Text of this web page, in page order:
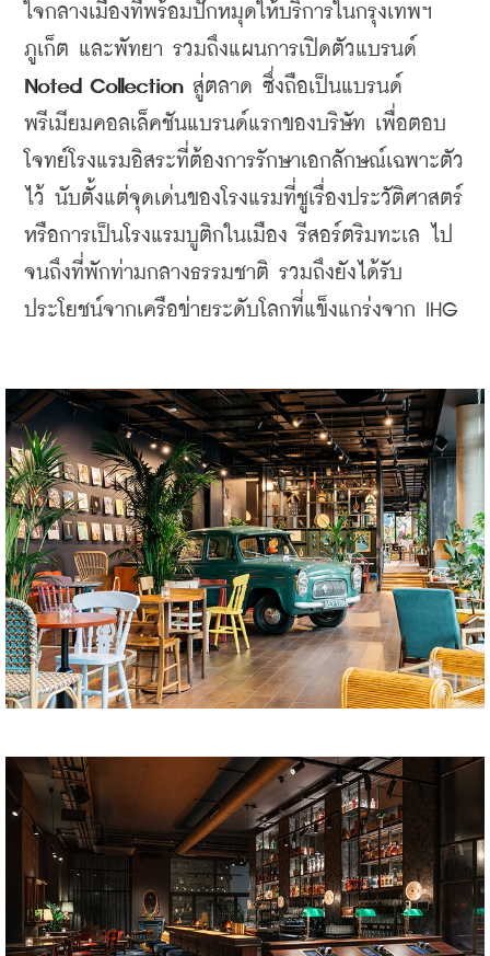
ใจกลางเมืองที่พร้อมปักหมุดให้บริการในกรุงเทพฯ
ภูเก็ต และพัทยา รวมถึง
Noted Collection สู่ตลาด ซึ่งถือเป็นแบรนด์
พรีเมียมคอลเล็คชันแบรนด์แรกของบริษัท เพื่อตอบ
โจทย์โรงแรมอิสระที่ต้องการรักษาเอกลักษณ์เฉพาะตัว
ไว้ นับตั้งแต่จุดเด่นของโรงแรมที่ชูเรื่องประวัติศาสตร์
หรือการเป็นโรงแรมบูติกในเมือง รีสอร์ตริมทะเล ไป
จนถึงที่พักท่ามกลางธรรมชาติ รวมถึงยังได้รับ
ประโยชน์จากเครือข่ายระดับโลกที่แข็งแกร่งจาก IHG